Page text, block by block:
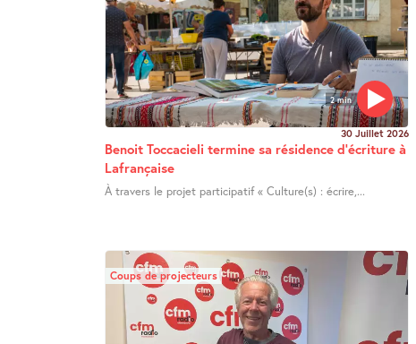
2 min
30 Juillet 2026
Benoit Toccacieli termine sa résidence d’écriture à
Lafrançaise
À travers le projet participatif « Culture(s) : écrire,...
Coups de projecteurs